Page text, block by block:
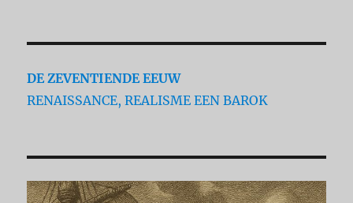
DE ZEVENTIENDE EEUW
RENAISSANCE, REALISME EEN BAROK